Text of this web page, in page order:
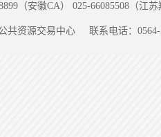
（安徽CA） 025-66085508（江
共资源交易中心 联系电话：0564-